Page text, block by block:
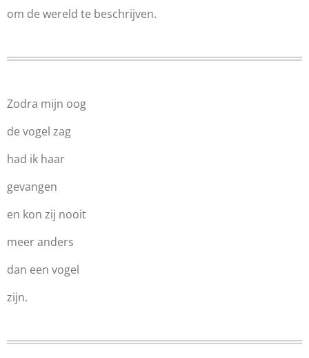
om de wereld te beschrijven.
Zodra mijn oog
de vogel zag
had ik haar
gevangen
en kon zij nooit
meer anders
dan een vogel
zijn.